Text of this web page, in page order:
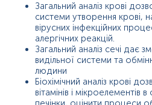
Загальний аналіз крові
системи утворення крові,
вірусних інфекційних
алергічних реакцій.
Загальний аналіз сечі дає
видільної системи та
людини
Біохімічний аналіз крові
вітамінів і мікроелементів